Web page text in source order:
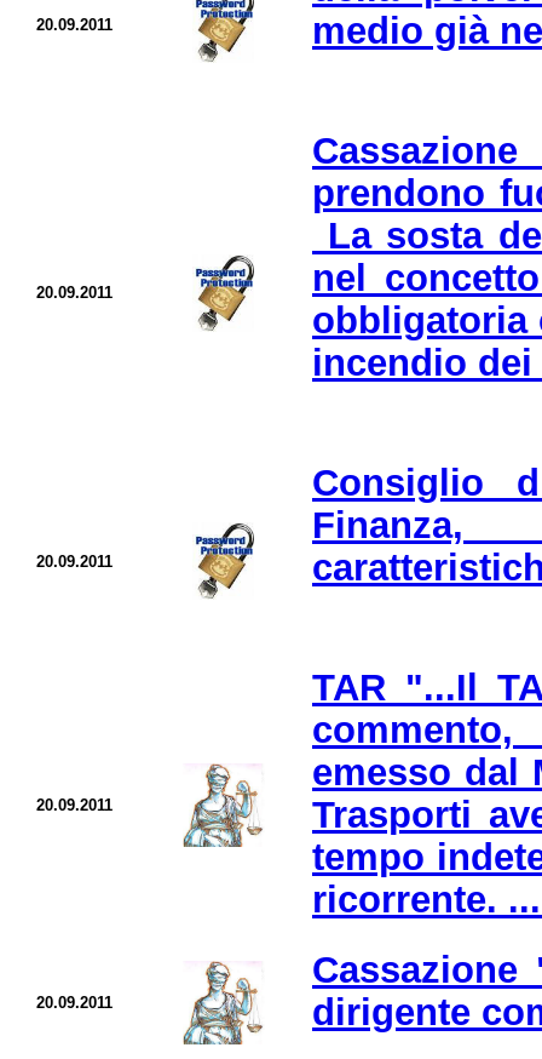
20.09.2011
medio già
20.09.2011
prendono
La sosta
nel
obbligatoria
incendio
20.09.2011
Consiglio
Finanza,
20.09.2011
TAR "...Il
emesso dal
Trasporti
tempo
ricorrente.
20.09.2011
dirigente